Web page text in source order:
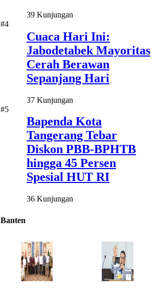
39 Kunjungan
#4
Cuaca Hari Ini:
Jabodetabek Mayoritas
Cerah Berawan
Sepanjang Hari
37 Kunjungan
#5
Bapenda Kota
Tangerang Tebar
Diskon PBB-BPHTB
hingga 45 Persen
Spesial HUT RI
36 Kunjungan
Banten